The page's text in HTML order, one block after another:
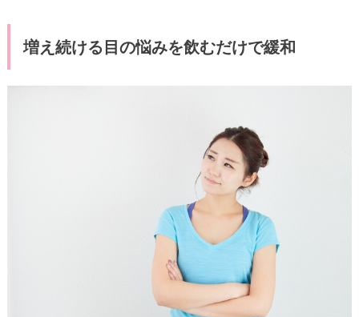
増え続ける目の悩みを飲むだけで緩和